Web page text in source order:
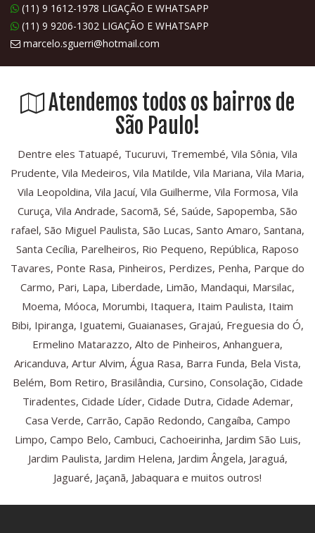
(11) 9 1612-1978 LIGAÇÃO E WHATSAPP
(11) 9 9206-1302 LIGAÇÃO E WHATSAPP
marcelo.sguerri@hotmail.com
Atendemos todos os bairros de
São Paulo!
Dentre eles Tatuapé, Tucuruvi, Tremembé, Vila Sônia, Vila
Prudente, Vila Medeiros, Vila Matilde, Vila Mariana, Vila Maria,
Vila Leopoldina, Vila Jacuí, Vila Guilherme, Vila Formosa, Vila
Curuça, Vila Andrade, Sacomã, Sé, Saúde, Sapopemba, São
rafael, São Miguel Paulista, São Lucas, Santo Amaro, Santana,
Santa Cecília, Parelheiros, Rio Pequeno, República, Raposo
Tavares, Ponte Rasa, Pinheiros, Perdizes, Penha, Parque do
Carmo, Pari, Lapa, Liberdade, Limão, Mandaqui, Marsilac,
Moema, Móoca, Morumbi, Itaquera, Itaim Paulista, Itaim
Bibi, Ipiranga, Iguatemi, Guaianases, Grajaú, Freguesia do Ó,
Ermelino Matarazzo, Alto de Pinheiros, Anhanguera,
Aricanduva, Artur Alvim, Água Rasa, Barra Funda, Bela Vista,
Belém, Bom Retiro, Brasilândia, Cursino, Consolação, Cidade
Tiradentes, Cidade Líder, Cidade Dutra, Cidade Ademar,
Casa Verde, Carrão, Capão Redondo, Cangaíba, Campo
Limpo, Campo Belo, Cambuci, Cachoeirinha, Jardim São Luis,
Jardim Paulista, Jardim Helena, Jardim Ângela, Jaraguá,
Jaguaré, Jaçanã, Jabaquara e muitos outros!